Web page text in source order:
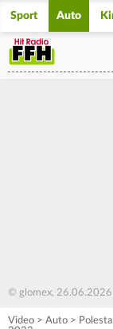
Sport Auto
© glomex, 26.06.2026
Video > Auto >